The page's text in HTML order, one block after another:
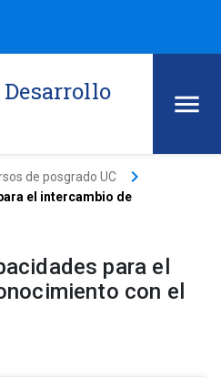
de posgrado UC keyboard_arrow_right
el intercambio de
para el
con el